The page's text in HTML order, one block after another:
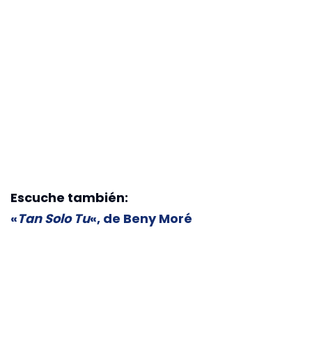
Escuche también:
«Tan Solo Tu«, de Beny Moré